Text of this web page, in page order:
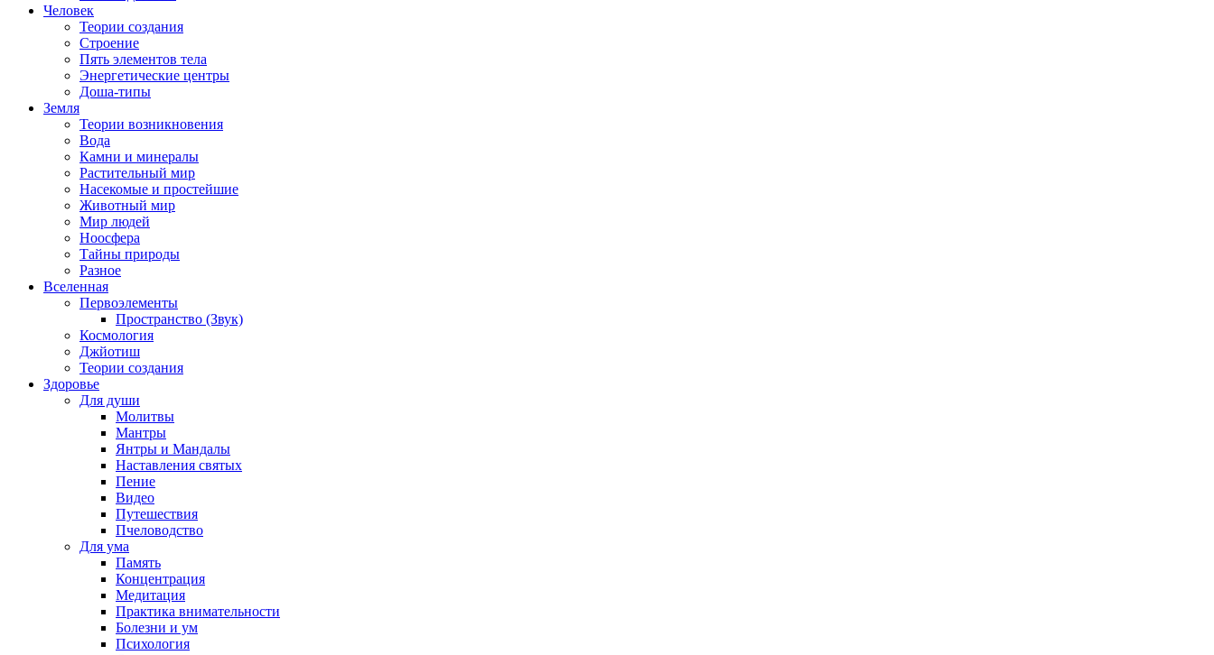
Человек
Теории создания
Строение
Пять элементов тела
Энергетические центры
Доша-типы
Земля
Теории возникновения
Вода
Камни и минералы
Растительный мир
Насекомые и простейшие
Животный мир
Мир людей
Ноосфера
Тайны природы
Разное
Вселенная
Первоэлементы
Пространство (Звук)
Космология
Джйотиш
Теории создания
Здоровье
Для души
Молитвы
Мантры
Янтры и Мандалы
Наставления святых
Пение
Видео
Путешествия
Пчеловодство
Для ума
Память
Концентрация
Медитация
Практика внимательности
Болезни и ум
Психология